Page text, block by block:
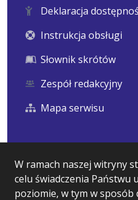
W ramach naszej witryny
celu świadczenia Państwu
poziomie, w tym w sposób
Deklaracja
Instrukcja obsługi
Słownik skrótów
Zespół redakcyjny
Mapa serwisu
Statystyki